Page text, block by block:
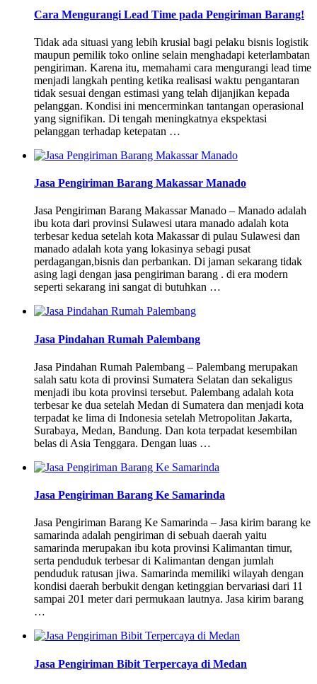
Cara Mengurangi Lead Time pada Pengiriman Barang!
Tidak ada situasi yang lebih krusial bagi pelaku bisnis logistik
maupun pemilik toko online selain menghadapi keterlambatan
pengiriman. Karena itu, memahami cara mengurangi lead time
menjadi langkah penting ketika realisasi waktu pengantaran
tidak sesuai dengan estimasi yang telah dijanjikan kepada
pelanggan. Kondisi ini mencerminkan tantangan operasional
yang signifikan. Di tengah meningkatnya ekspektasi
pelanggan terhadap ketepatan …
Jasa Pengiriman Barang Makassar Manado
Jasa Pengiriman Barang Makassar Manado – Manado adalah
ibu kota dari provinsi Sulawesi utara manado adalah kota
terbesar kedua setelah kota Makassar di pulau Sulawesi dan
manado adalah kota yang lokasinya sebagi pusat
perdagangan,bisnis dan perbankan. Di jaman sekarang tidak
asing lagi dengan jasa pengiriman barang . di era modern
seperti sekarang ini sangat di butuhkan …
Jasa Pindahan Rumah Palembang
Jasa Pindahan Rumah Palembang – Palembang merupakan
salah satu kota di provinsi Sumatera Selatan dan sekaligus
menjadi ibu kota provinsi tersebut. Palembang adalah kota
terbesar ke dua setelah Medan di Sumatera dan menjadi kota
terpadat ke lima di Indonesia setelah Metropolitan Jakarta,
Surabaya, Medan, Bandung. Dan kota terpadat kesembilan
belas di Asia Tenggara. Dengan luas …
Jasa Pengiriman Barang Ke Samarinda
Jasa Pengiriman Barang Ke Samarinda – Jasa kirim barang ke
samarinda adalah pengiriman di sebuah daerah yaitu
samarinda merupakan ibu kota provinsi Kalimantan timur,
serta penduduk terbesar di Kalimantan dengan jumlah
penduduk ratusan jiwa. Samarinda memiliki wilayah dengan
kondisi daerah berbukit dengan ketinggian bervariasi dari 11
sampai 201 meter dari permukaan lautnya. Jasa kirim barang
…
Jasa Pengiriman Bibit Terpercaya di Medan